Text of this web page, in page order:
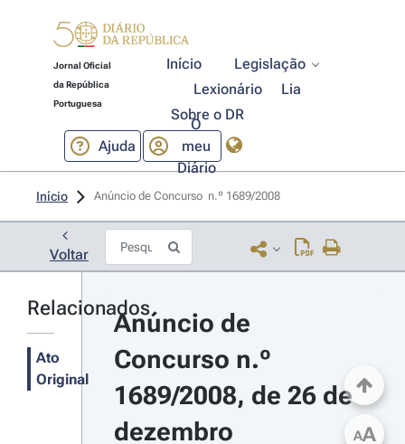
Jornal Oficial
da República
Portuguesa
Início
Legislação
Lexionário
Lia
Sobre o DR
Ajuda
O
meu
Diário
Início Anúncio de Concurso  n.º 1689/2008
Voltar
Relacionados
Ato
Original
Anúncio de
Concurso n.º
1689/2008, de 26 de
dezembro
AA